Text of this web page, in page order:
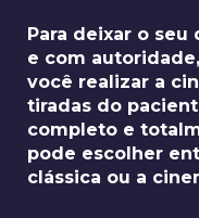
Para deixar o
e com
você realizar a
tiradas do
completo e
pode escolher
clássica ou a